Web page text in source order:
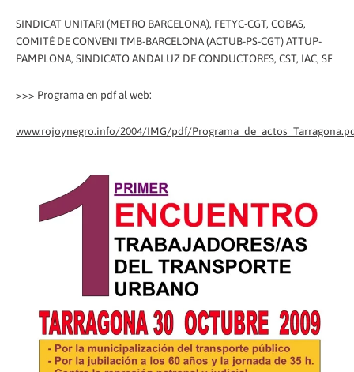
SINDICAT UNITARI (METRO BARCELONA), FETYC-CGT, COBAS,
COMITÈ DE CONVENI TMB-BARCELONA (ACTUB-PS-CGT) ATTUP-
PAMPLONA, SINDICATO ANDALUZ DE CONDUCTORES, CST, IAC, SF
>>> Programa en pdf al web:
www.rojoynegro.info/2004/IMG/pdf/